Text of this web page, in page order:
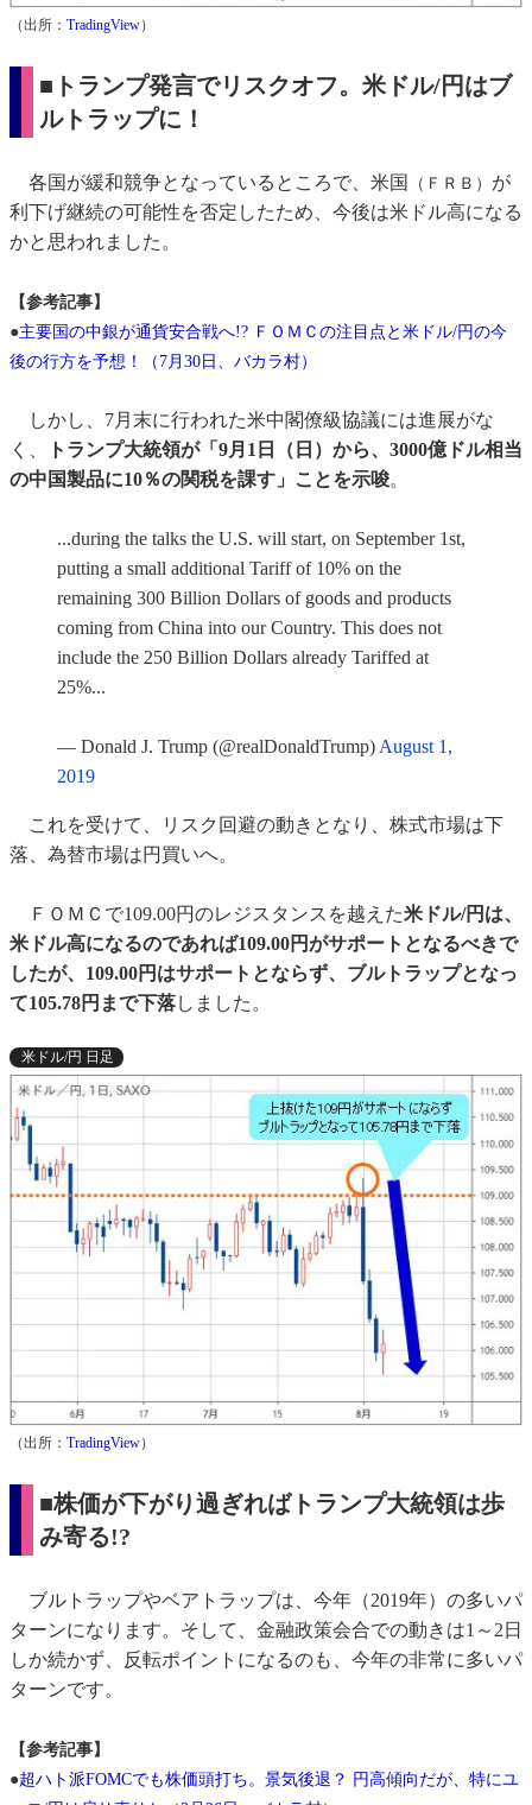
（出所： TradingView）
■トランプ発言でリスクオフ。米ドル/円はブ
ルトラップに！
各国が緩和競争となっているところで、米国 （ＦＲＢ） が
利下げ継続の可能性を否定したため、今後は米ドル高になる
かと思われました。
【参考記事】
●主要国の中銀が通貨安合戦へ!? ＦＯＭＣの注目点と米ドル/円の今
後の行方を予想！（7月30日、バカラ村）
しかし、7月末に行われた米中閣僚級協議には進展がな
く、
トランプ大統領が「9月1日（日）から、3000億ドル相当
の中国製品に10％の関税を課す」ことを示唆。
...during the talks the U.S. will start, on September 1st,
putting a small additional Tariff of 10% on the
remaining 300 Billion Dollars of goods and products
coming from China into our Country. This does not
include the 250 Billion Dollars already Tariffed at
25%...
— Donald J. Trump (@realDonaldTrump)August 1,
2019
これを受けて、リスク回避の動きとなり、株式市場は下
落、為替市場は円買いへ。
ＦＯＭＣで109.00円のレジスタンスを越えた米ドル/円は、
米ドル高になるのであれば109.00円がサポートとなるべきで
したが、109.00円はサポートとならず、ブルトラップとなっ
て105.78円まで下落しました。
米ドル/円 日足
（出所： TradingView）
■株価が下がり過ぎればトランプ大統領は歩
み寄る!?
ブルトラップやベアトラップは、今年（2019年）の多いパ
ターンになります。そして、金融政策会合での動きは1～2日
しか続かず、反転ポイントになるのも、今年の非常に多いパ
ターンです。
【参考記事】
●超ハト派FOMCでも株価頭打ち。景気後退？ 円高傾向だが、特にユ